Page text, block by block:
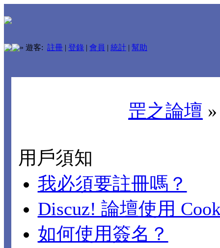
» 遊客: 註冊 | 登錄 | 會員 | 統計 | 幫助
罡之論壇
用戶須知
我必須要註冊嗎？
Discuz! 論壇使用
如何使用簽名？